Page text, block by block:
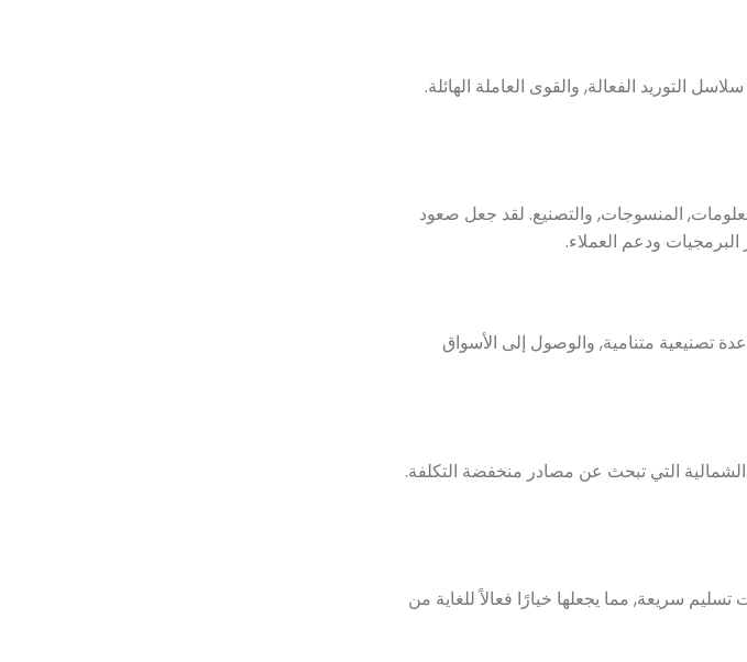
التوريد الفعالة, والقوى العاملة الهائلة.
المنسوجات, والتصنيع. لقد جعل صعود
ودعم العملاء.
تصنيعية متنامية, والوصول إلى الأسواق
التي تبحث عن مصادر منخفضة التكلفة.
سريعة, مما يجعلها خيارًا فعالاً للغاية من